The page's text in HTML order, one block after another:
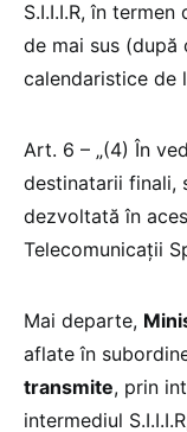
S.I.I.I.R, în
de mai sus (după
calendaristice de
Art. 6 – „(4) În
destinatarii finali,
dezvoltată în
Telecomunicații
Mai departe,
aflate în
transmite, prin
intermediul